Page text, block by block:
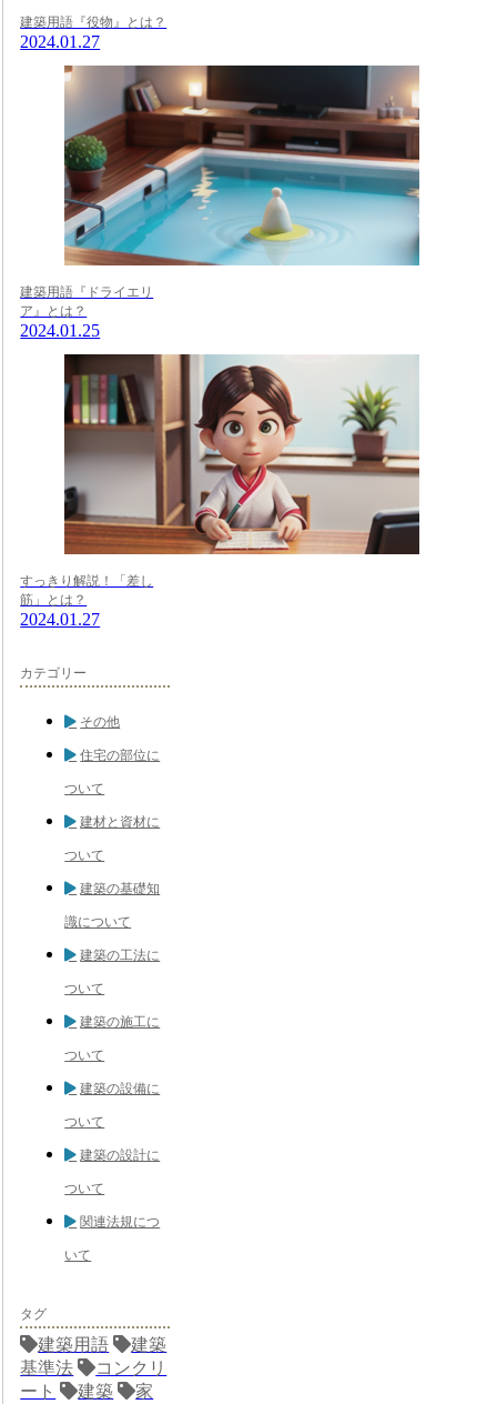
建築用語『役物』とは？
2024.01.27
建築用語『ドライエリ
ア』とは？
2024.01.25
すっきり解説！「差し
筋」とは？
2024.01.27
カテゴリー
その他
住宅の部位に
ついて
建材と資材に
ついて
建築の基礎知
識について
建築の工法に
ついて
建築の施工に
ついて
建築の設備に
ついて
建築の設計に
ついて
関連法規につ
いて
タグ
建築用語
建築
基準法
コンクリ
ート
建築 家